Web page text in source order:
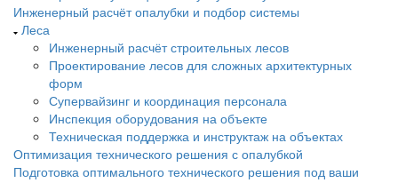
Инженерный расчёт опалубки и подбор системы
Леса
Инженерный расчёт строительных лесов
Проектирование лесов для сложных архитектурных
форм
Супервайзинг и координация персонала
Инспекция оборудования на объекте
Техническая поддержка и инструктаж на объектах
Оптимизация технического решения с опалубкой
Подготовка оптимального технического решения под ваши